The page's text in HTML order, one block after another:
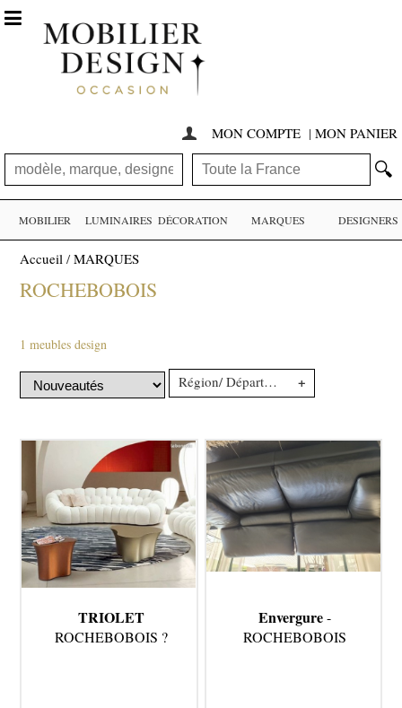
 MON COMPTE | MON PANIER
🔍

MOBILIER LUMINAIRES DÉCORATION MARQUES DESIGNERS
Accueil /MARQUES
ROCHEBOBOIS
1 meubles design
Région/ Département +
TRIOLET
ROCHEBOBOIS ?
Envergure-
ROCHEBOBOIS